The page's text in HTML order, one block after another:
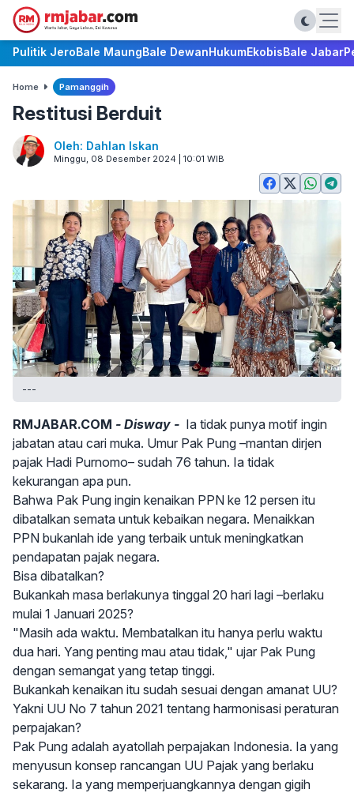
Pulitik JeroBale MaungBale DewanHukumEkobisBale Jabar
Home Pamanggih
Restitusi Berduit
Oleh: Dahlan Iskan
Minggu, 08 Desember 2024 | 10:01 WIB
---
RMJABAR.COM - Disway - Ia tidak punya motif ingin
jabatan atau cari muka. Umur Pak Pung –mantan dirjen
pajak Hadi Purnomo– sudah 76 tahun. Ia tidak
kekurangan apa pun.
Bahwa Pak Pung ingin kenaikan PPN ke 12 persen itu
dibatalkan semata untuk kebaikan negara. Menaikkan
PPN bukanlah ide yang terbaik untuk meningkatkan
pendapatan pajak negara.
Bisa dibatalkan?
Bukankah masa berlakunya tinggal 20 hari lagi –berlaku
mulai 1 Januari 2025?
"Masih ada waktu. Membatalkan itu hanya perlu waktu
dua hari. Yang penting mau atau tidak," ujar Pak Pung
dengan semangat yang tetap tinggi.
Bukankah kenaikan itu sudah sesuai dengan amanat UU?
Yakni UU No 7 tahun 2021 tentang harmonisasi peraturan
perpajakan?
Pak Pung adalah ayatollah perpajakan Indonesia. Ia yang
menyusun konsep rancangan UU Pajak yang berlaku
sekarang. Ia yang memperjuangkannya dengan gigih